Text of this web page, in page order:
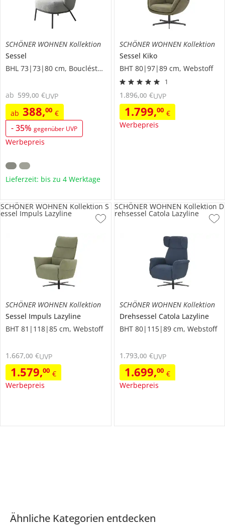
SCHÖNER WOHNEN Kollektion
Sessel
BHL 73|73|80 cm, Boucléstoff
ab 388,00 €
-35% gegenüber UVP
Werbepreis
ab 599,00 €UVP
Lieferzeit: bis zu 4 Werktage
SCHÖNER WOHNEN Kollektion
Sessel Kiko
BHT 80|97|89 cm, Webstoff
1
1.799,00 €
Werbepreis
1.896,00 €UVP
SCHÖNER WOHNEN Kollektion
Sessel Impuls Lazyline
BHT 81|118|85 cm, Webstoff
1.579,00 €
Werbepreis
1.667,00 €UVP
SCHÖNER WOHNEN Kollektion S
essel Impuls Lazyline
SCHÖNER WOHNEN Kollektion
Drehsessel Catola Lazyline
BHT 80|115|89 cm, Webstoff
1.699,00 €
Werbepreis
1.793,00 €UVP
SCHÖNER WOHNEN Kollektion D
rehsessel Catola Lazyline
Ähnliche Kategorien entdecken